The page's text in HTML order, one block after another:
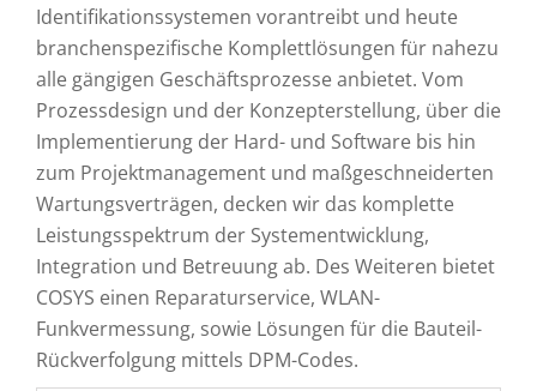
Identifikationssystemen vorantreibt und heute
branchenspezifische Komplettlösungen für nahezu
alle gängigen Geschäftsprozesse anbietet. Vom
Prozessdesign und der Konzepterstellung, über die
Implementierung der Hard- und Software bis hin
zum Projektmanagement und maßgeschneiderten
Wartungsverträgen, decken wir das komplette
Leistungsspektrum der Systementwicklung,
Integration und Betreuung ab. Des Weiteren bietet
COSYS einen Reparaturservice, WLAN-
Funkvermessung, sowie Lösungen für die Bauteil-
Rückverfolgung mittels DPM-Codes.